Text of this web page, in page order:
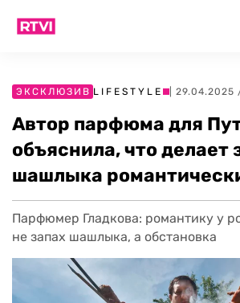
ЭКСКЛЮЗИВ LIFESTYLE | 29.04.2025
Автор парфюма для
объяснила, что делает
шашлыка
Парфюмер Гладкова: романтику у
не запах шашлыка, а обстановка